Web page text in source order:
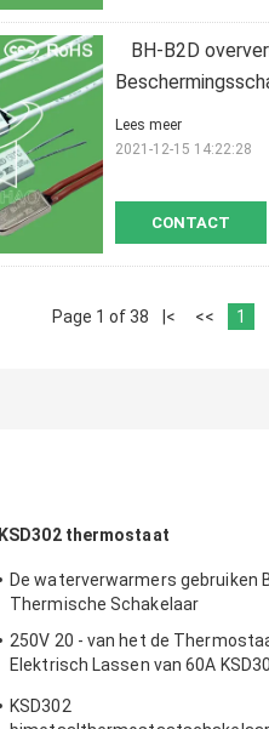
BH-B2D
CONTACT
Lees meer
2021-12-15 14:22:28
Page 1 of 38 |< << 1
KSD302 thermostaat
De waterverwarmers gebruiken
Thermische Schakelaar
250V 20 - van het de
Elektrisch Lassen van 60A
KSD302